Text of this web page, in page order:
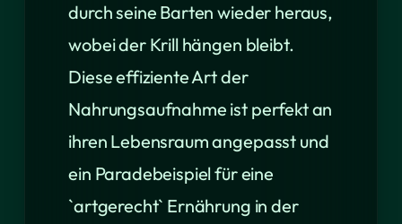
durch seine Barten wieder heraus,
wobei der Krill hängen bleibt.
Diese effiziente Art der
Nahrungsaufnahme ist perfekt an
ihren Lebensraum angepasst und
ein Paradebeispiel für eine
`artgerecht` Ernährung in der